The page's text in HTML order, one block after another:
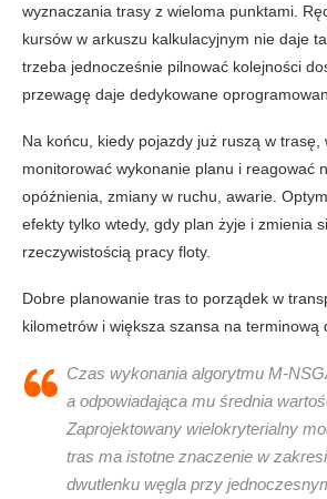
wyznaczania trasy z wieloma punktami.
kursów w arkuszu kalkulacyjnym nie daje
trzeba jednocześnie pilnować kolejności
przewagę daje dedykowane
Na końcu, kiedy pojazdy już ruszą w trasę,
monitorować wykonanie planu i reagować
opóźnienia, zmiany w ruchu, awarie.
efekty tylko wtedy, gdy plan żyje i zmienia
rzeczywistością pracy floty.
Dobre planowanie tras to porządek w
kilometrów i większa szansa na terminową
Czas wykonania algorytmu M-
a odpowiadająca mu średnia
Zaprojektowany wielokryterialny
tras ma istotne znaczenie w
dwutlenku węgla przy